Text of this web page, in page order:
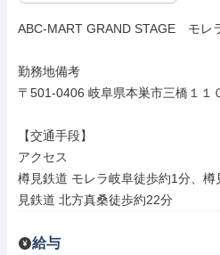
ABC-MART GRAND STAGE　モレ
勤務地備考
〒501-0406 岐阜県本巣市三橋１１
【交通手段】
アクセス
樽見鉄道 モレラ岐阜徒歩約1分、
見鉄道 北方真桑徒歩約22分
給与